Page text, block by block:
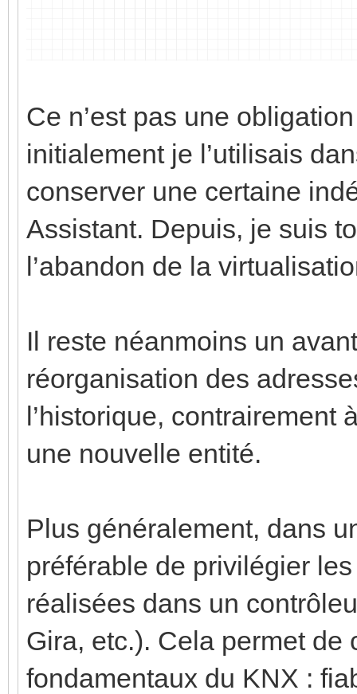
Ce n’est pas une
initialement je l’utilisais
conserver une certaine
Assistant. Depuis, je suis
l’abandon de la
Il reste néanmoins un
réorganisation des
l’historique, contrairement
une nouvelle entité.
Plus généralement, dans
préférable de privilégier
réalisées dans un
Gira, etc.). Cela permet de
fondamentaux du KNX :